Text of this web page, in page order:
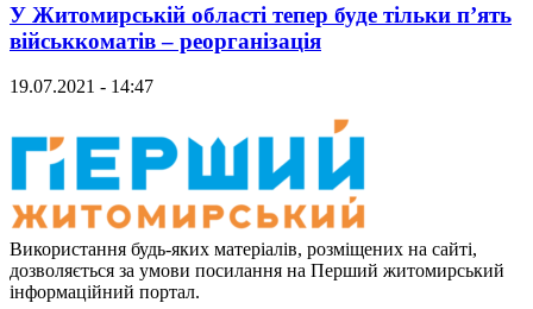
У Житомирській області тепер буде тільки п’ять
військкоматів – реорганізація
19.07.2021 - 14:47
Використання будь-яких матеріалів, розміщених на сайті,
дозволяється за умови посилання на Перший житомирський
інформаційний портал.